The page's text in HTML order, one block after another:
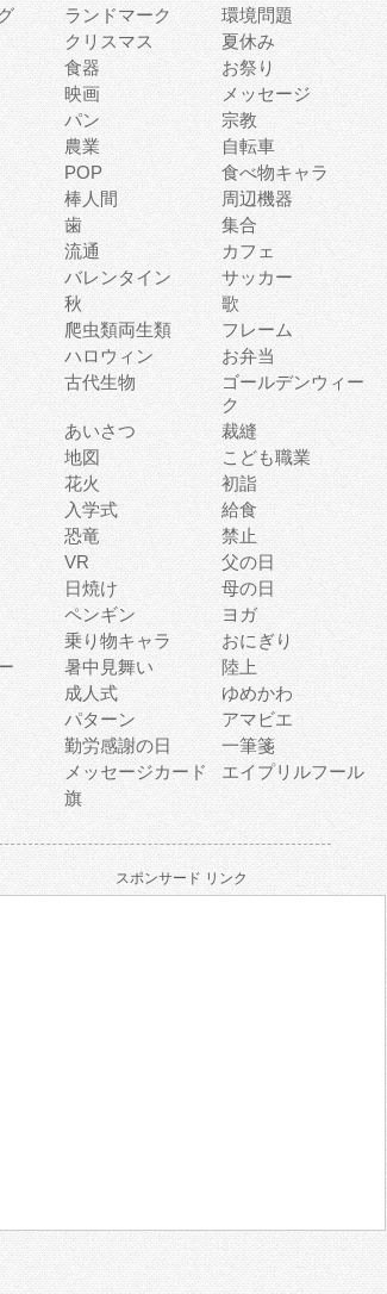
ランドマーク
環境問題
クリスマス
夏休み
食器
お祭り
映画
メッセージ
パン
宗教
農業
自転車
POP
食べ物キャラ
棒人間
周辺機器
歯
集合
流通
カフェ
バレンタイン
サッカー
秋
歌
爬虫類両生類
フレーム
ハロウィン
お弁当
古代生物
ゴールデンウィー
ク
あいさつ
裁縫
地図
こども職業
花火
初詣
入学式
給食
恐竜
禁止
VR
父の日
日焼け
母の日
ペンギン
ヨガ
乗り物キャラ
おにぎり
暑中見舞い
陸上
成人式
ゆめかわ
パターン
アマビエ
勤労感謝の日
一筆箋
メッセージカード
エイプリルフール
旗
スポンサード リンク